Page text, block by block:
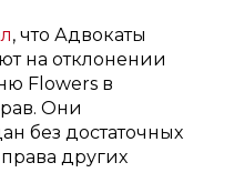
, что Адвокаты
на отклонении
Flowers в
Они
без достаточных
других